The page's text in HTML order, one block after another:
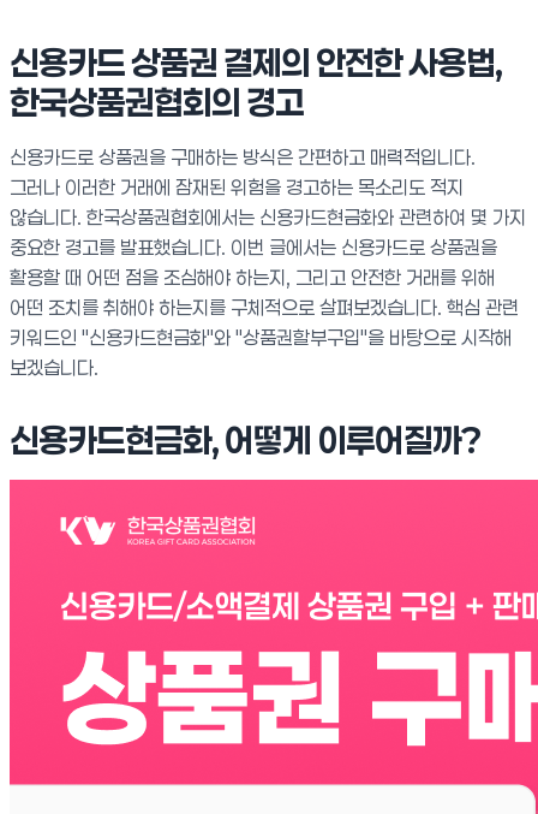
신용카드 상품권 결제의 안전한 사용법,
한국상품권협회의 경고
신용카드로 상품권을 구매하는 방식은 간편하고 매력적입니다.
그러나 이러한 거래에 잠재된 위험을 경고하는 목소리도 적지
않습니다. 한국상품권협회에서는 신용카드현금화와 관련하여 몇 가지
중요한 경고를 발표했습니다. 이번 글에서는 신용카드로 상품권을
활용할 때 어떤 점을 조심해야 하는지, 그리고 안전한 거래를 위해
어떤 조치를 취해야 하는지를 구체적으로 살펴보겠습니다. 핵심 관련
키워드인 "신용카드현금화"와 "상품권할부구입"을 바탕으로 시작해
보겠습니다.
신용카드현금화, 어떻게 이루어질까?